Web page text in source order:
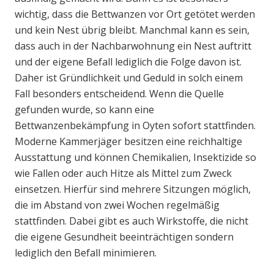
wichtig, dass die Bettwanzen vor Ort getötet werden
und kein Nest übrig bleibt. Manchmal kann es sein,
dass auch in der Nachbarwohnung ein Nest auftritt
und der eigene Befall lediglich die Folge davon ist.
Daher ist Gründlichkeit und Geduld in solch einem
Fall besonders entscheidend. Wenn die Quelle
gefunden wurde, so kann eine
Bettwanzenbekämpfung in Oyten sofort stattfinden.
Moderne Kammerjäger besitzen eine reichhaltige
Ausstattung und können Chemikalien, Insektizide so
wie Fallen oder auch Hitze als Mittel zum Zweck
einsetzen. Hierfür sind mehrere Sitzungen möglich,
die im Abstand von zwei Wochen regelmäßig
stattfinden. Dabei gibt es auch Wirkstoffe, die nicht
die eigene Gesundheit beeinträchtigen sondern
lediglich den Befall minimieren.